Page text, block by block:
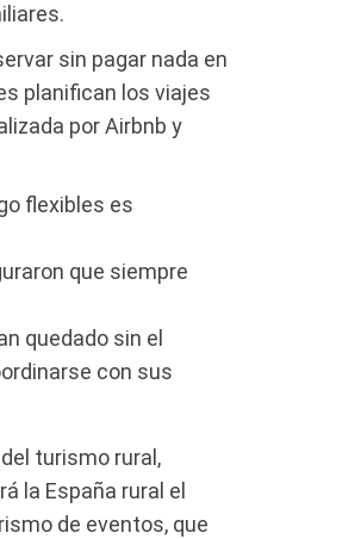
sin pagar nada en
planifican los viajes
por Airbnb y
flexibles es
que siempre
quedado sin el
con sus
turismo rural,
la España rural el
de eventos, que